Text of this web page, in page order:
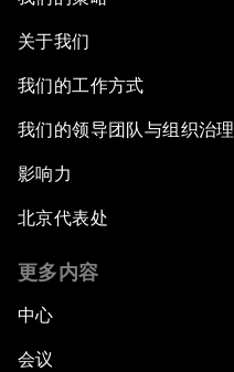
关于我们
我们的工作方式
我们的领导团队与组织治理
影响力
北京代表处
更多内容
中心
会议